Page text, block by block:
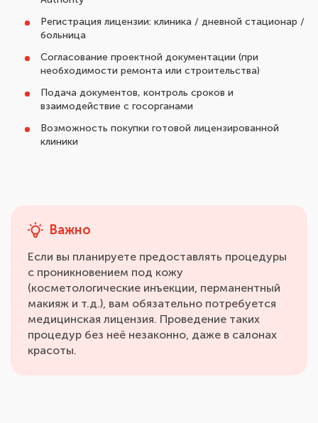
Регистрация лицензии: клиника / дневной стационар /
больница
Согласование проектной документации (при
необходимости ремонта или строительства)
Подача документов, контроль сроков и
взаимодействие с госорганами
Возможность покупки готовой лицензированной
клиники
Важно
Если вы планируете предоставлять процедуры
с проникновением под кожу
(косметологические инъекции, перманентный
макияж и т.д.), вам обязательно потребуется
медицинская лицензия. Проведение таких
процедур без неё незаконно, даже в салонах
красоты.